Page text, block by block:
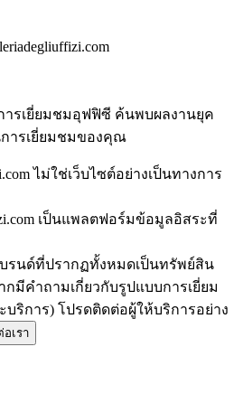
รเยี่ยมชมอุฟฟิซี ค้นพบผลงานยุค
ารเยี่ยมชมของคุณ
ไม่ใช่เว็บไซต์อย่างเป็นทางการ
เป็นแพลตฟอร์มข้อมูลอิสระที่
รนด์ที่ปรากฏทั้งหมดเป็นทรัพย์สิน
กมีคำถามเกี่ยวกับรูปแบบการเยี่ยม
บริการ) โปรดติดต่อผู้ให้บริการอย่าง
เรา